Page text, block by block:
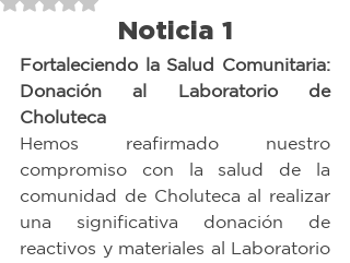
Noticia 1
Fortaleciendo la Salud Comunitaria:
Donación al Laboratorio de
Choluteca
Hemos reafirmado nuestro
compromiso con la salud de la
comunidad de Choluteca al realizar
una significativa donación de
reactivos y materiales al Laboratorio